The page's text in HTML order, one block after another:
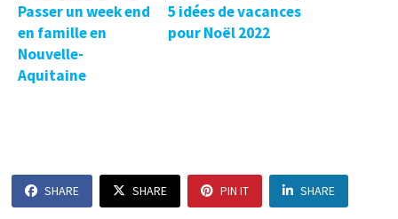
Passer un week end
en famille en
Nouvelle-
Aquitaine
5 idées de vacances
pour Noël 2022
SHARE SHARE PIN IT SHARE